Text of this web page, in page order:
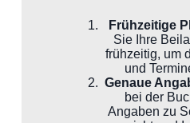
Frühzeitige
Sie Ihre
frühzeitig, um
und
Genaue
bei der
Angaben zu